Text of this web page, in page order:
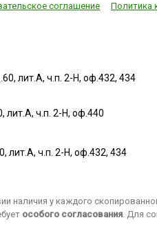
соглашение Политика
лит.А, ч.п. 2-Н, оф.432, 434
лит.А, ч.п. 2-Н, оф.440
лит.А, ч.п. 2-Н, оф.432, 434
у каждого
особого согласования. Для